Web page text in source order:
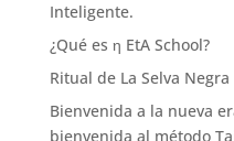
Inteligente.
¿Qué es η EtA School?
Ritual de La Selva Negra
Bienvenida a la nueva
bienvenida al método